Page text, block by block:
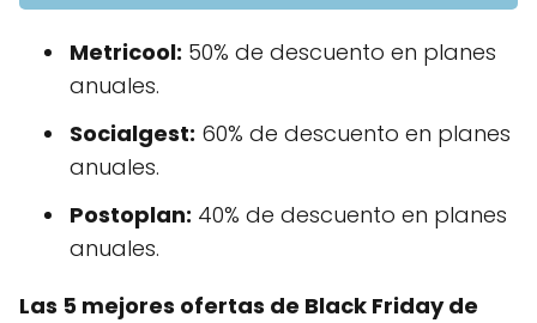
Metricool: 50% de descuento en planes
anuales.
Socialgest: 60% de descuento en planes
anuales.
Postoplan: 40% de descuento en planes
anuales.
Las 5 mejores ofertas de Black Friday de